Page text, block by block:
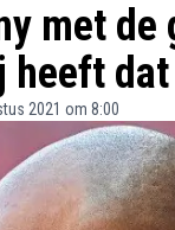
met
heeft
2021 om 8:00